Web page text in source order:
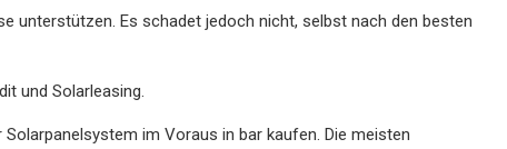
unterstützen. Es schadet jedoch nicht, selbst nach den besten
und Solarleasing.
im Voraus in bar kaufen. Die meisten